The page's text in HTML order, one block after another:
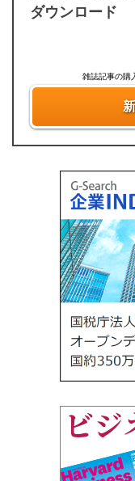
ダウンロード
雑誌記事の購